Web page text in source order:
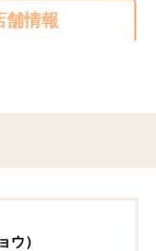
舗情報
ウ）